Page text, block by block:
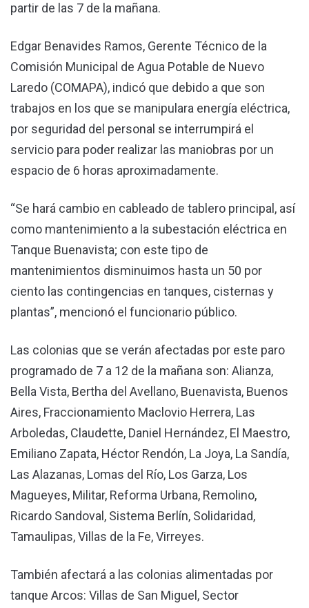
partir de las 7 de la mañana.
Edgar Benavides Ramos, Gerente Técnico de la
Comisión Municipal de Agua Potable de Nuevo
Laredo (COMAPA), indicó que debido a que son
trabajos en los que se manipulara energía eléctrica,
por seguridad del personal se interrumpirá el
servicio para poder realizar las maniobras por un
espacio de 6 horas aproximadamente.
“Se hará cambio en cableado de tablero principal, así
como mantenimiento a la subestación eléctrica en
Tanque Buenavista; con este tipo de
mantenimientos disminuimos hasta un 50 por
ciento las contingencias en tanques, cisternas y
plantas”, mencionó el funcionario público.
Las colonias que se verán afectadas por este paro
programado de 7 a 12 de la mañana son: Alianza,
Bella Vista, Bertha del Avellano, Buenavista, Buenos
Aires, Fraccionamiento Maclovio Herrera, Las
Arboledas, Claudette, Daniel Hernández, El Maestro,
Emiliano Zapata, Héctor Rendón, La Joya, La Sandía,
Las Alazanas, Lomas del Río, Los Garza, Los
Magueyes, Militar, Reforma Urbana, Remolino,
Ricardo Sandoval, Sistema Berlín, Solidaridad,
Tamaulipas, Villas de la Fe, Virreyes.
También afectará a las colonias alimentadas por
tanque Arcos: Villas de San Miguel, Sector